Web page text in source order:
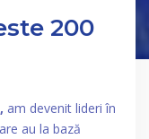
200
am devenit lideri în
au la bază